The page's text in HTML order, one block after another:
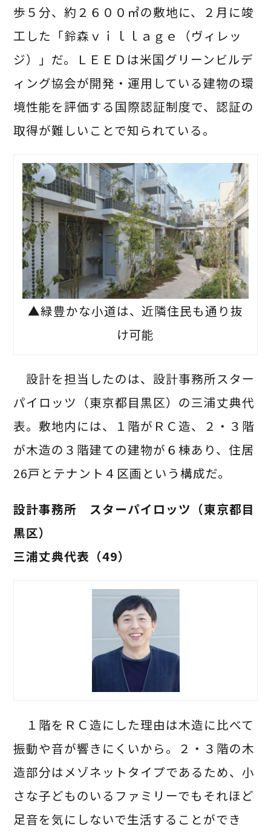
歩５分、約２６００㎡の敷地に、２月に竣
工した「鈴森ｖｉｌｌａｇｅ（ヴィレッ
ジ）」だ。ＬＥＥＤは米国グリーンビルデ
ィング協会が開発・運用している建物の環
境性能を評価する国際認証制度で、認証の
取得が難しいことで知られている。
▲緑豊かな小道は、近隣住民も通り抜
け可能
設計を担当したのは、設計事務所スター
パイロッツ（東京都目黒区）の三浦丈典代
表。敷地内には、１階がＲＣ造、２・３階
が木造の３階建ての建物が６棟あり、住居
26戸とテナント４区画という構成だ。
設計事務所 スターパイロッツ（東京都目
黒区）
三浦丈典代表（49）
１階をＲＣ造にした理由は木造に比べて
振動や音が響きにくいから。２・３階の木
造部分はメゾネットタイプであるため、小
さな子どものいるファミリーでもそれほど
足音を気にしないで生活することができ